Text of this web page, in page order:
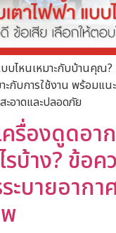
บบไหนเหมาะกับบ้านคุณ
าะกับการใช้งาน พร้อมแน
อาดและปลอดภัย
รื่องดูดอา
รบ้าง? ข้อ
ะบายอาก